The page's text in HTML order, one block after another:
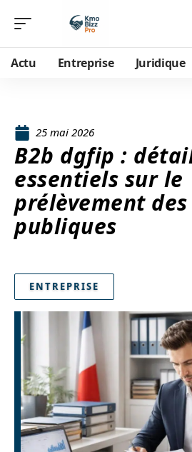
Actu Entreprise Juridique
25 mai 2026
B2b dgfip :
essentiels sur le
prélèvement
publiques
ENTREPRISE